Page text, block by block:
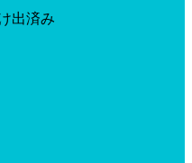
出済み